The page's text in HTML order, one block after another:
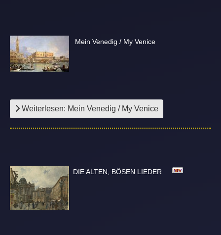
Mein Venedig / My Venice
Weiterlesen: Mein Venedig / My Venice
DIE ALTEN, BÖSEN LIEDER